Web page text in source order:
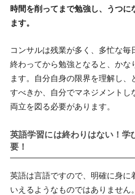
時間を削ってまで勉強し、うつに
ます。
コンサルは残業が多く、多忙な毎
終わってから勉強となると、かな
ます。自分自身の限界を理解し、
すべきか、自分でマネジメントし
両立を図る必要があります。
英語学習には終わりはない！学
要！
英語は言語ですので、明確に身に
いえるようなものではありません。